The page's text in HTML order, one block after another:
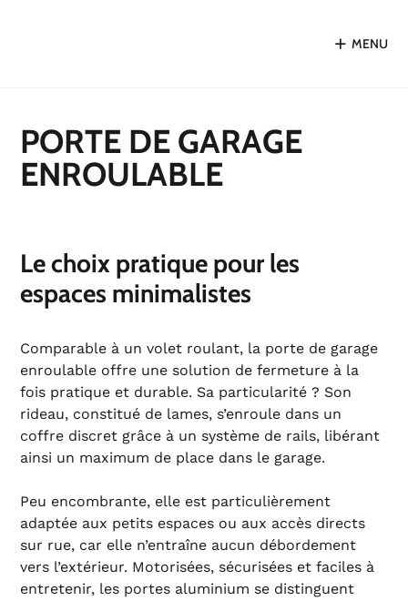
MENU
PORTE DE GARAGE
ENROULABLE
Le choix pratique pour les
espaces minimalistes
Comparable à un volet roulant, la porte de garage
enroulable offre une solution de fermeture à la
fois pratique et durable. Sa particularité ? Son
rideau, constitué de lames, s’enroule dans un
coffre discret grâce à un système de rails, libérant
ainsi un maximum de place dans le garage.
Peu encombrante, elle est particulièrement
adaptée aux petits espaces ou aux accès directs
sur rue, car elle n’entraîne aucun débordement
vers l’extérieur. Motorisées, sécurisées et faciles à
entretenir, les portes aluminium se distinguent